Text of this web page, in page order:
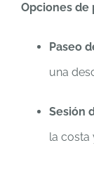
Opciones de
Paseo
una
Sesión
la costa